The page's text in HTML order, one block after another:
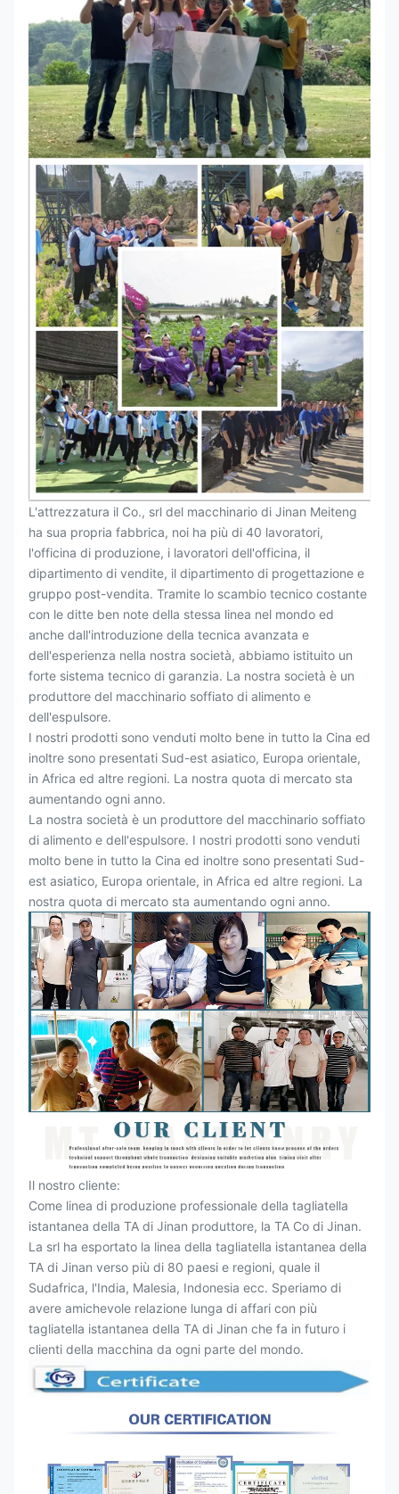
L'attrezzatura il Co., srl del macchinario di Jinan Meiteng
ha sua propria fabbrica, noi ha più di 40 lavoratori,
l'officina di produzione, i lavoratori dell'officina, il
dipartimento di vendite, il dipartimento di progettazione e
gruppo post-vendita. Tramite lo scambio tecnico costante
con le ditte ben note della stessa linea nel mondo ed
anche dall'introduzione della tecnica avanzata e
dell'esperienza nella nostra società, abbiamo istituito un
forte sistema tecnico di garanzia. La nostra società è un
produttore del macchinario soffiato di alimento e
dell'espulsore.
I nostri prodotti sono venduti molto bene in tutto la Cina ed
inoltre sono presentati Sud-est asiatico, Europa orientale,
in Africa ed altre regioni. La nostra quota di mercato sta
aumentando ogni anno.
La nostra società è un produttore del macchinario soffiato
di alimento e dell'espulsore. I nostri prodotti sono venduti
molto bene in tutto la Cina ed inoltre sono presentati Sud-
est asiatico, Europa orientale, in Africa ed altre regioni. La
nostra quota di mercato sta aumentando ogni anno.
Il nostro cliente:
Come linea di produzione professionale della tagliatella
istantanea della TA di Jinan produttore, la TA Co di Jinan.
La srl ha esportato la linea della tagliatella istantanea della
TA di Jinan verso più di 80 paesi e regioni, quale il
Sudafrica, l'India, Malesia, Indonesia ecc. Speriamo di
avere amichevole relazione lunga di affari con più
tagliatella istantanea della TA di Jinan che fa in futuro i
clienti della macchina da ogni parte del mondo.